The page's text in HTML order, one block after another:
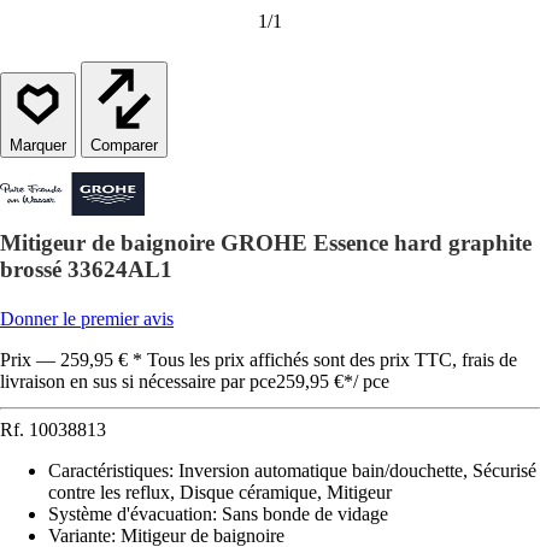
1/1
Comparer
Mitigeur de baignoire GROHE Essence hard graphite
brossé 33624AL1
Donner le premier avis
Prix — 259,95 € * Tous les prix affichés sont des prix TTC, frais de
livraison en sus si nécessaire par pce259,95 €*/ pce
Rf. 10038813
Caractéristiques: Inversion automatique bain/douchette, Sécurisé
contre les reflux, Disque céramique, Mitigeur
Système d'évacuation: Sans bonde de vidage
Variante: Mitigeur de baignoire